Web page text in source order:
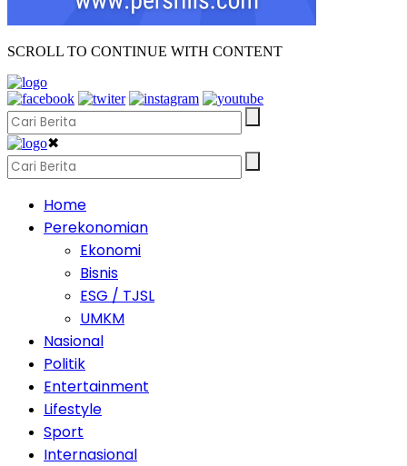
SCROLL TO CONTINUE WITH CONTENT
✖
Home
Perekonomian
Ekonomi
Bisnis
ESG / TJSL
UMKM
Nasional
Politik
Entertainment
Lifestyle
Sport
Internasional